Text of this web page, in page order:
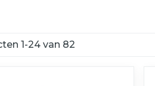
1 -24 van 82